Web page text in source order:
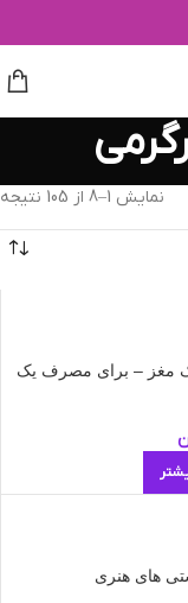
نمایش 1–8 از 105 نتیجه
مغز – برای مصرف یک
های هنری